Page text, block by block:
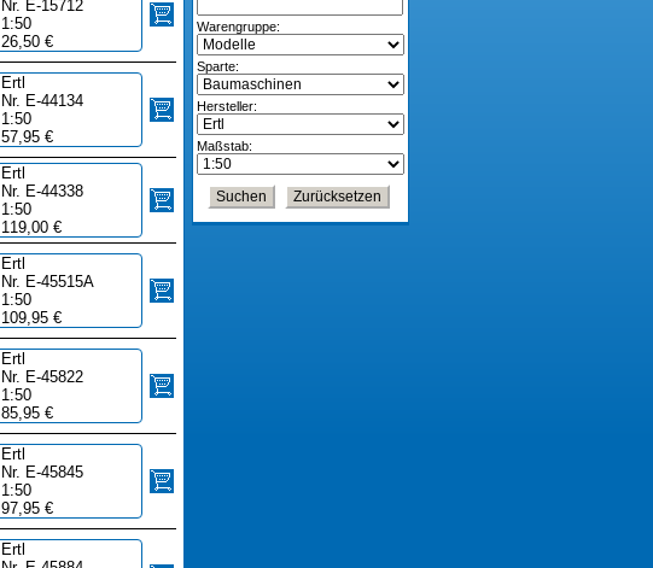
Warengruppe:
Sparte:
Hersteller:
Maßstab:
Nr. E-15712
1:50
26,50 €
Ertl
Nr. E-44134
1:50
57,95 €
Ertl
Nr. E-44338
1:50
119,00 €
Ertl
Nr. E-45515A
1:50
109,95 €
Ertl
Nr. E-45822
1:50
85,95 €
Ertl
Nr. E-45845
1:50
97,95 €
Ertl